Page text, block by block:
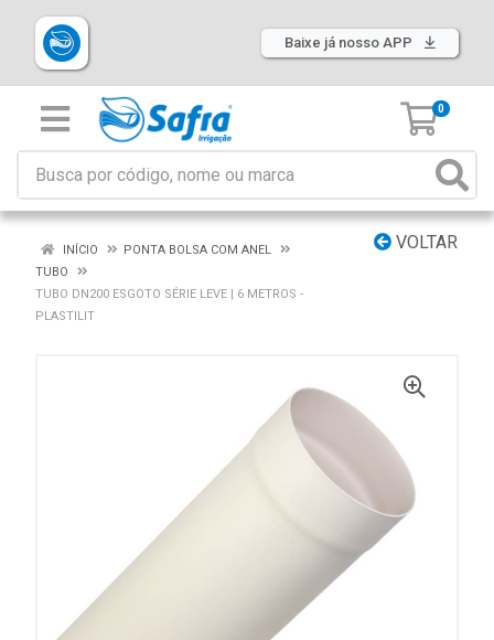
Baixe já nosso APP
0
VOLTAR
INÍCIO
PONTA BOLSA COM ANEL
TUBO
TUBO DN200 ESGOTO SÉRIE LEVE | 6 METROS -
PLASTILIT